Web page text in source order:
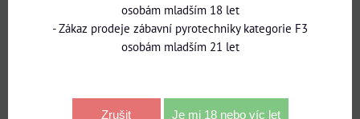
Hodnocení produktu:
osobám mladším 18 let
- Zákaz prodeje zábavní pyrotechniky kategorie F3
osobám mladším 21 let
Zrušit Je mi 18 nebo víc let